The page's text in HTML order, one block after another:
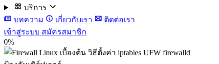
บริการ
บทความ
เกี่ยวกับเรา
ติดต่อเรา
เข้าสู่ระบบ สมัครสมาชิก
0%